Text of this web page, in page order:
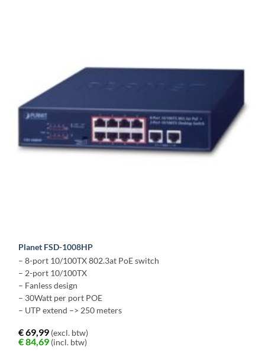
Planet FSD-1008HP
– 8-port 10/100TX 802.3at PoE switch
– 2-port 10/100TX
– Fanless design
– 30Watt per port POE
– UTP extend –> 250 meters
€69,99 (excl. btw)
€84,69 (incl. btw)